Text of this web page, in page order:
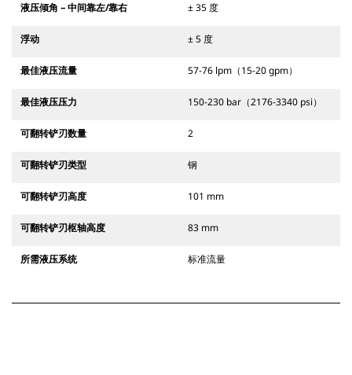
液压倾角 – 中间靠左/靠右 ± 35 度
浮动 ± 5 度
最佳液压流量 57-76 lpm（15-20 gpm）
最佳液压压力 150-230 bar（2176-3340 psi）
可翻转铲刃数量 2
可翻转铲刃类型 钢
可翻转铲刃高度 101 mm
可翻转铲刃枢轴高度 83 mm
所需液压系统 标准流量